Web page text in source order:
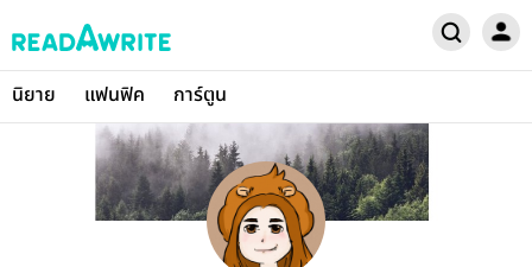
นิยาย แฟนฟิค การ์ตูน